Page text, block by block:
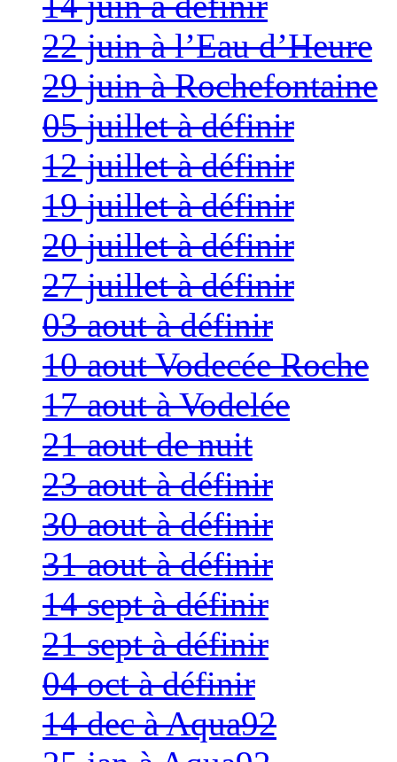
22 juin à l’Eau d’Heure
29 juin à Rochefontaine
05 juillet à définir
12 juillet à définir
19 juillet à définir
20 juillet à définir
27 juillet à définir
03 aout à définir
10 aout Vodecée Roche
17 aout à Vodelée
21 aout de nuit
23 aout à définir
30 aout à définir
31 aout à définir
14 sept à définir
21 sept à définir
04 oct à définir
14 dec à Aqua92